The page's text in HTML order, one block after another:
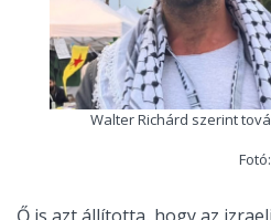
Walter Richárd szerint